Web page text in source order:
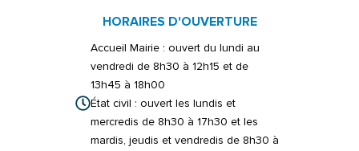
HORAIRES D'OUVERTURE
Accueil Mairie : ouvert du lundi au
vendredi de 8h30 à 12h15 et de
13h45 à 18h00
État civil : ouvert les lundis et
mercredis de 8h30 à 17h30 et les
mardis, jeudis et vendredis de 8h30 à